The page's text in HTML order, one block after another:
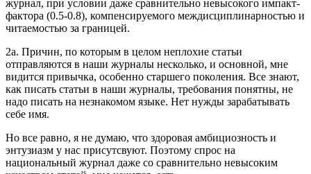
журнал, при условии даже сравнительно невысокого импакт-
фактора (0.5-0.8), компенсируемого междисциплинарностью и
читаемостью за границей.
2а. Причин, по которым в целом неплохие статьи
отправляются в наши журналы несколько, и основной, мне
видится привычка, особенно старшего поколения. Все знают,
как писать статьи в наши журналы, требования понятны, не
надо писать на незнакомом языке. Нет нужды зарабатывать
себе имя.
Но все равно, я не думаю, что здоровая амбициозность и
энтузиазм у нас присутсвуют. Поэтому спрос на
национальный журнал даже со сравнительно невысоким